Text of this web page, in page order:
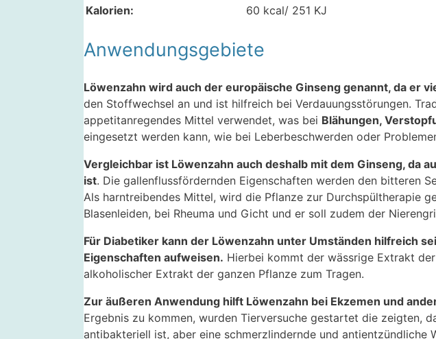
Kalorien:
60 kcal/ 251 KJ
Anwendungsgebiete
Löwenzahn wird auch der europäische Ginseng genannt, da er
den Stoffwechsel an und ist hilfreich bei Verdauungsstörungen.
appetitanregendes Mittel verwendet, was bei Blähungen,
eingesetzt werden kann, wie bei Leberbeschwerden oder
Vergleichbar ist Löwenzahn auch deshalb mit dem Ginseng, da
ist. Die gallenflussfördernden Eigenschaften werden den bitteren
Als harntreibendes Mittel, wird die Pflanze zur Durchspültherapie
Blasenleiden, bei Rheuma und Gicht und er soll zudem der
Für Diabetiker kann der Löwenzahn unter Umständen hilfreich
Eigenschaften aufweisen. Hierbei kommt der wässrige Extrakt
alkoholischer Extrakt der ganzen Pflanze zum Tragen.
Zur äußeren Anwendung hilft Löwenzahn bei Ekzemen und
Ergebnis zu kommen, wurden Tierversuche gestartet die zeigten,
antibakteriell ist, aber eine schmerzlindernde und antientzündliche